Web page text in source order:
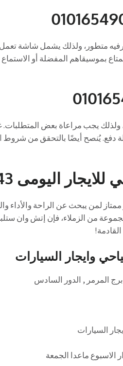
متطور، ولذلك يشمل شاشة
بموسيقاهم المفضلة أو
ولذلك يجب مراعاة بعض المتطلبات.
دفع. يُنصح أيضًا بالتحقق من شروط
إتش وان 7 راكب هو خيار ممتاز لمن يبحث عن
من الزملاء، فإن إتش وان
وايجار السيارات
السيارات
الاسبوع ماعدا الجمعة